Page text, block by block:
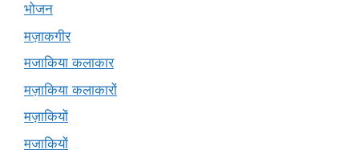
भोजन
मज़ाकगीर
मजाकिया कलाकार
मज़ाकिया कलाकारों
मज़ाकियों
मजाकियों